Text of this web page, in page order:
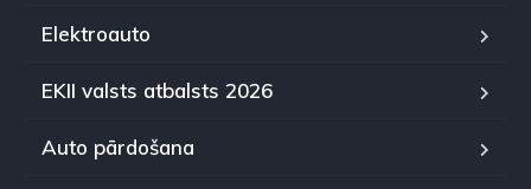
Elektroauto
EKII valsts atbalsts 2026
Auto pārdošana